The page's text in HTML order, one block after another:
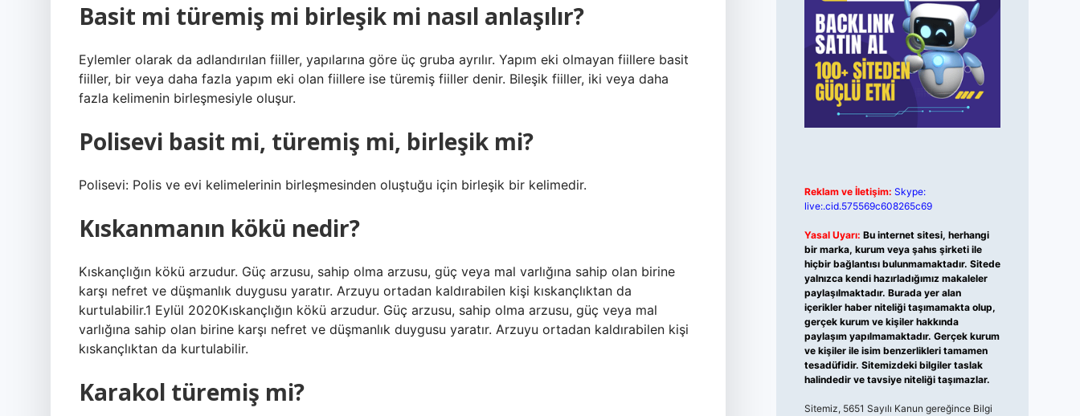
Basit mi türemiş mi birleşik mi nasıl anlaşılır?
Eylemler olarak da adlandırılan fiiller, yapılarına göre üç gruba ayrılır. Yapım eki olmayan fiillere basit
fiiller, bir veya daha fazla yapım eki olan fiillere ise türemiş fiiller denir. Bileşik fiiller, iki veya daha
fazla kelimenin birleşmesiyle oluşur.
Polisevi basit mi, türemiş mi, birleşik mi?
Polisevi: Polis ve evi kelimelerinin birleşmesinden oluştuğu için birleşik bir kelimedir.
Kıskanmanın kökü nedir?
Kıskançlığın kökü arzudur. Güç arzusu, sahip olma arzusu, güç veya mal varlığına sahip olan birine
karşı nefret ve düşmanlık duygusu yaratır. Arzuyu ortadan kaldırabilen kişi kıskançlıktan da
kurtulabilir.1 Eylül 2020Kıskançlığın kökü arzudur. Güç arzusu, sahip olma arzusu, güç veya mal
varlığına sahip olan birine karşı nefret ve düşmanlık duygusu yaratır. Arzuyu ortadan kaldırabilen kişi
kıskançlıktan da kurtulabilir.
Karakol türemiş mi?
Reklam ve İletişim: Skype:
live:.cid.575569c608265c69
Yasal Uyarı: Bu internet sitesi, herhangi
bir marka, kurum veya şahıs şirketi ile
hiçbir bağlantısı bulunmamaktadır. Sitede
yalnızca kendi hazırladığımız makaleler
paylaşılmaktadır. Burada yer alan
içerikler haber niteliği taşımamakta olup,
gerçek kurum ve kişiler hakkında
paylaşım yapılmamaktadır. Gerçek kurum
ve kişiler ile isim benzerlikleri tamamen
tesadüfidir. Sitemizdeki bilgiler taslak
halindedir ve tavsiye niteliği taşımazlar.
Sitemiz, 5651 Sayılı Kanun gereğince Bilgi